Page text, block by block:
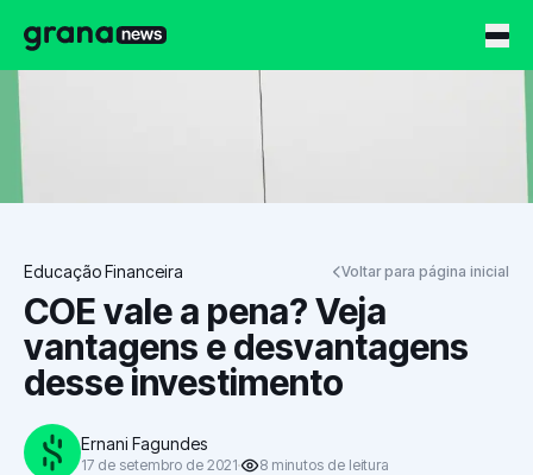
Grana News
Educação Financeira Voltar para página inicial
COE vale a pena? Veja
vantagens e desvantagens
desse investimento
Ernani Fagundes
17 de setembro de 2021 8 minutos de leitura